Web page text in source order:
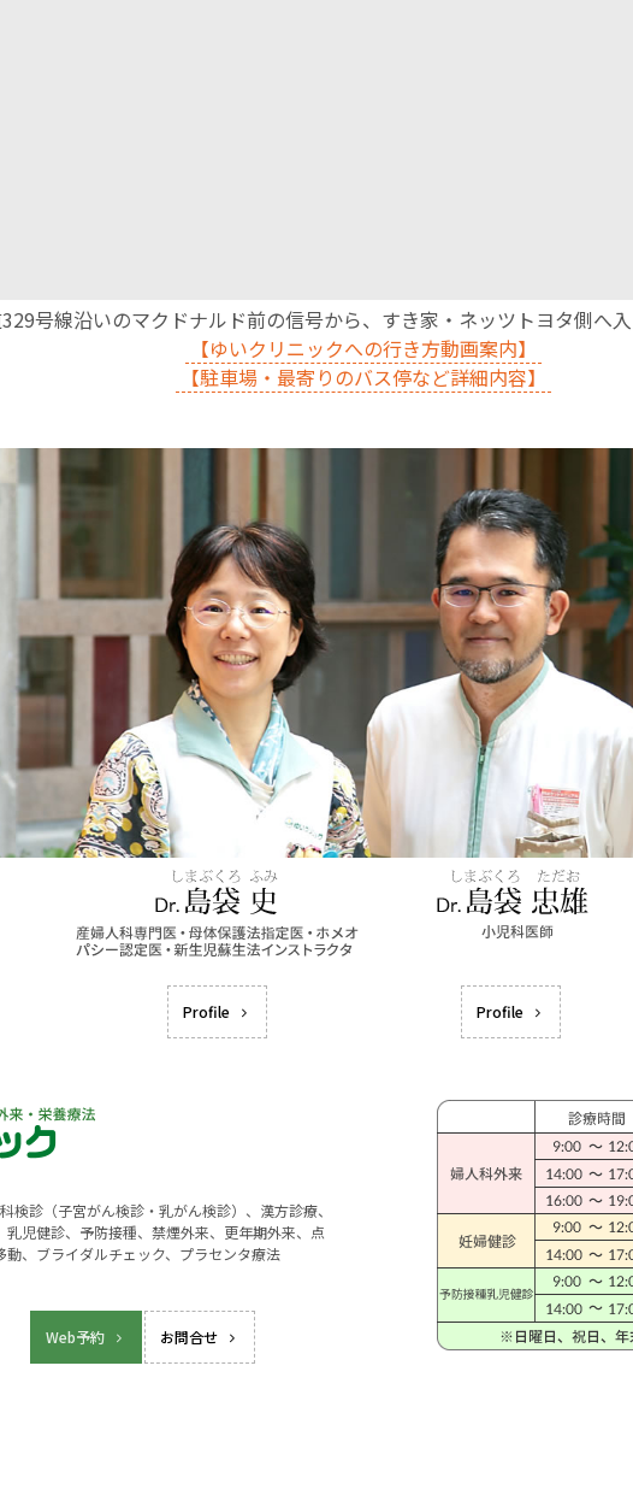
号線沿いのマクドナルド前の信号から、すき家・ネッツトヨタ側へ
【ゆいクリニックへの行き方動画案内】
【駐車場・最寄りのバス停など詳細内容】
Profile Profile
検診（子宮がん検診・乳がん検診）、漢方診療、
児健診、予防接種、禁煙外来、更年期外来、点
、ブライダルチェック、プラセンタ療法
Web予約 お問合せ